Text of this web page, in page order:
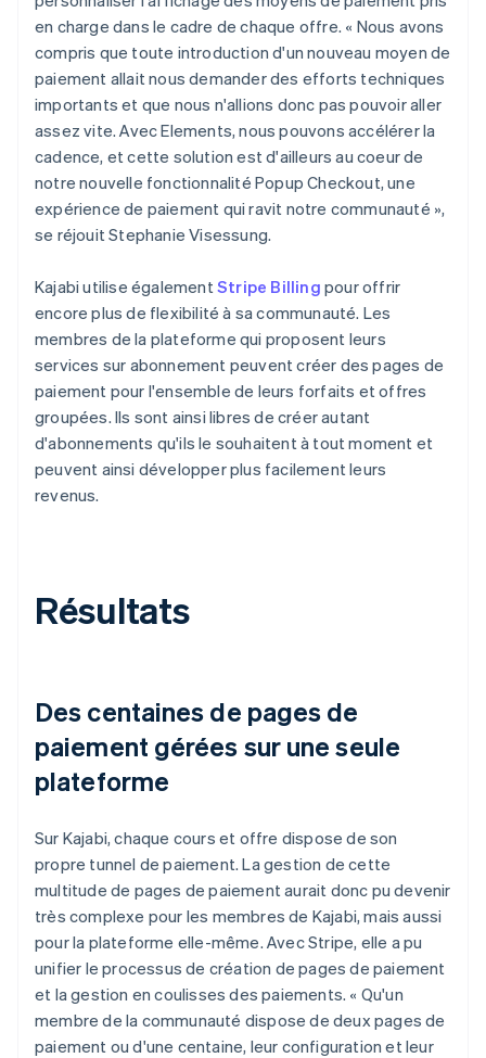
en charge dans le cadre de chaque offre. « Nous avons
compris que toute introduction d'un nouveau moyen de
paiement allait nous demander des efforts techniques
importants et que nous n'allions donc pas pouvoir aller
assez vite. Avec Elements, nous pouvons accélérer la
cadence, et cette solution est d'ailleurs au coeur de
notre nouvelle fonctionnalité Popup Checkout, une
expérience de paiement qui ravit notre communauté »,
se réjouit Stephanie Visessung.
Kajabi utilise également Stripe Billing pour offrir
encore plus de flexibilité à sa communauté. Les
membres de la plateforme qui proposent leurs
services sur abonnement peuvent créer des pages de
paiement pour l'ensemble de leurs forfaits et offres
groupées. Ils sont ainsi libres de créer autant
d'abonnements qu'ils le souhaitent à tout moment et
peuvent ainsi développer plus facilement leurs
revenus.
Résultats
Des centaines de pages de
paiement gérées sur une seule
plateforme
Sur Kajabi, chaque cours et offre dispose de son
propre tunnel de paiement. La gestion de cette
multitude de pages de paiement aurait donc pu devenir
très complexe pour les membres de Kajabi, mais aussi
pour la plateforme elle-même. Avec Stripe, elle a pu
unifier le processus de création de pages de paiement
et la gestion en coulisses des paiements. « Qu'un
membre de la communauté dispose de deux pages de
paiement ou d'une centaine, leur configuration et leur